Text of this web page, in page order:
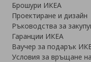
Брошури ИКЕА
Проектиране и дизайн
Ръководства за
Гаранции ИКЕА
Ваучер за подарък
Условия за връщане